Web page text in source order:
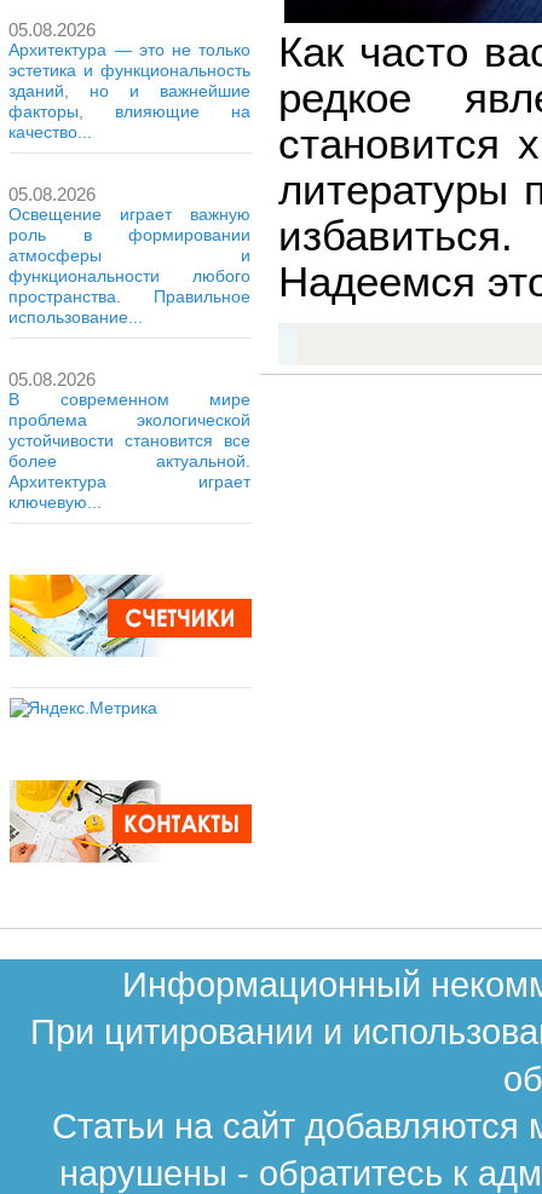
05.08.2026
Архитектура — это не только
эстетика и функциональность
зданий, но и важнейшие
факторы, влияющие на
качество...
05.08.2026
Освещение играет важную
роль в формировании
атмосферы и
функциональности любого
пространства. Правильное
использование...
05.08.2026
В современном мире
проблема экологической
устойчивости становится все
более актуальной.
Архитектура играет
ключевую...
Как часто
редкое
становится
литературы
Надеемся
Информационный
При цитировании и
Статьи на сайт
нарушены - обратитесь к